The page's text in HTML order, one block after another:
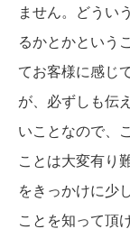
ません。どうい
るかとかという
てお客様に感じ
が、必ずしも伝
いことなので、
ことは大変有り
をきっかけに少
ことを知って頂